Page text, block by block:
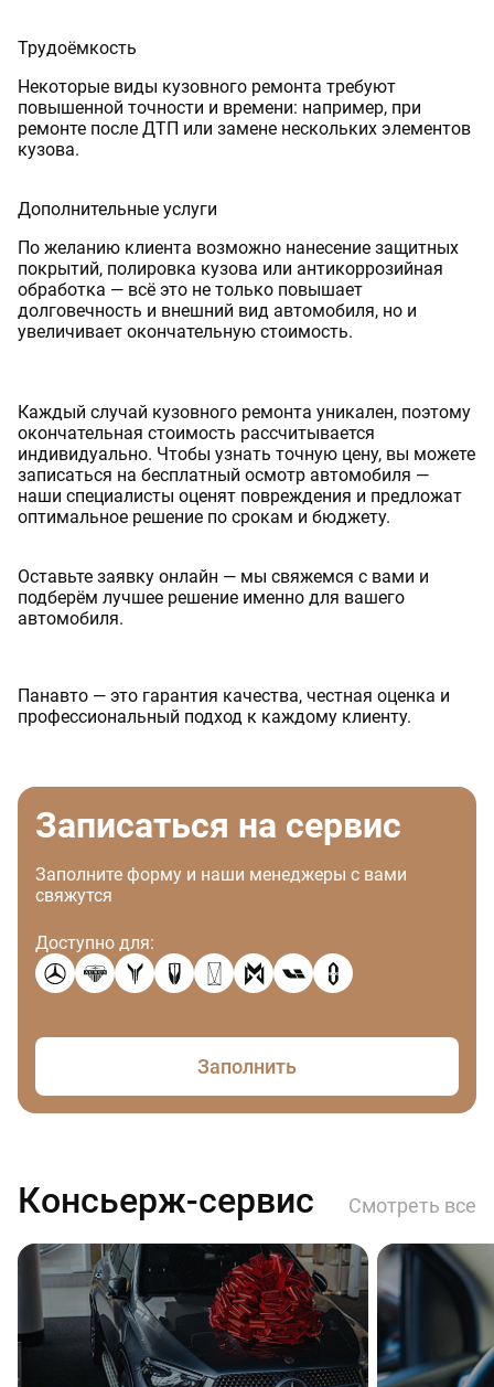
Трудоёмкость
Некоторые виды кузовного ремонта требуют
повышенной точности и времени: например, при
ремонте после ДТП или замене нескольких элементов
кузова.
Дополнительные услуги
По желанию клиента возможно нанесение защитных
покрытий, полировка кузова или антикоррозийная
обработка — всё это не только повышает
долговечность и внешний вид автомобиля, но и
увеличивает окончательную стоимость.
Каждый случай кузовного ремонта уникален, поэтому
окончательная стоимость рассчитывается
индивидуально. Чтобы узнать точную цену, вы можете
записаться на бесплатный осмотр автомобиля —
наши специалисты оценят повреждения и предложат
оптимальное решение по срокам и бюджету.
Оставьте заявку онлайн — мы свяжемся с вами и
подберём лучшее решение именно для вашего
автомобиля.
Панавто — это гарантия качества, честная оценка и
профессиональный подход к каждому клиенту.
Записаться на сервис
Заполните форму и наши менеджеры с вами
свяжутся
Доступно для:
Заполнить
Консьерж-сервис Смотреть все